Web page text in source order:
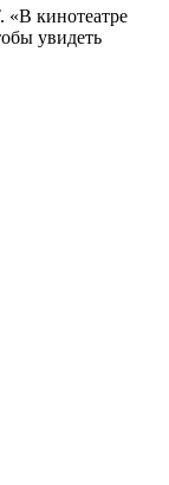
«В кинотеатре
увидеть